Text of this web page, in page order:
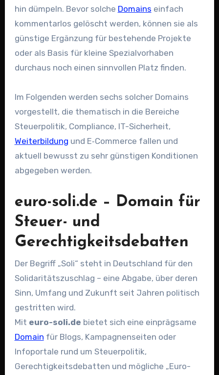
hin dümpeln. Bevor solche Domains einfach
kommentarlos gelöscht werden, können sie als
günstige Ergänzung für bestehende Projekte
oder als Basis für kleine Spezialvorhaben
durchaus noch einen sinnvollen Platz finden.
Im Folgenden werden sechs solcher Domains
vorgestellt, die thematisch in die Bereiche
Steuerpolitik, Compliance, IT-Sicherheit,
Weiterbildung und E‑Commerce fallen und
aktuell bewusst zu sehr günstigen Konditionen
abgegeben werden.
euro-soli.de – Domain für
Steuer- und
Gerechtigkeitsdebatten
Der Begriff „Soli“ steht in Deutschland für den
Solidaritätszuschlag – eine Abgabe, über deren
Sinn, Umfang und Zukunft seit Jahren politisch
gestritten wird.
Mit euro-soli.de bietet sich eine einprägsame
Domain für Blogs, Kampagnenseiten oder
Infoportale rund um Steuerpolitik,
Gerechtigkeitsdebatten und mögliche „Euro-